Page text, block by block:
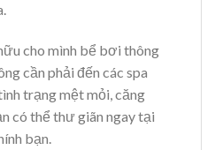
cho mình bể bơi thông
cần phải đến các spa
trạng mệt mỏi, căng
có thể thư giãn ngay tại
bạn.